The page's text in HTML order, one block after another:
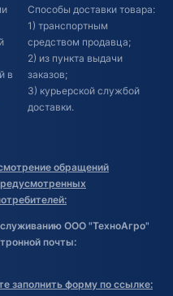
в
Способы доставки товара:
1) транспортным
средством продавца;
2) из пункта выдачи
заказов;
3) курьерской службой
доставки.
обращений
ООО "ТехноАгро"
почты:
заполнить форму по ссылке: